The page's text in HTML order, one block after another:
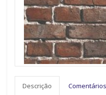
Descrição